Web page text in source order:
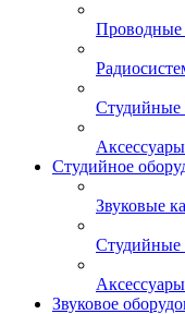
Студийное
Звуковые
Звуковое